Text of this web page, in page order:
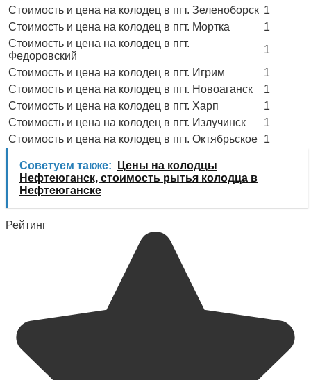
Стоимость и цена на колодец в пгт. Зеленоборск 1
Стоимость и цена на колодец в пгт. Мортка
1
Стоимость и цена на колодец в пгт.
Федоровский
1
Стоимость и цена на колодец в пгт. Игрим
1
Стоимость и цена на колодец в пгт. Новоаганск
1
Стоимость и цена на колодец в пгт. Харп
1
Стоимость и цена на колодец в пгт. Излучинск
1
Стоимость и цена на колодец в пгт. Октябрьское 1
Советуем также:
Цены на колодцы
Нефтеюганск, стоимость рытья колодца в
Нефтеюганске
Рейтинг